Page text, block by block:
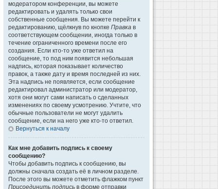
модератором конференции, вы можете
редактировать и удалять только свои
собственные сообщения. Вы можете перейти к
редактированию, щёлкнув по кнопке Правка в
соответствующем сообщении, иногда только в
течение ограниченного времени после его
создания. Если кто-то уже ответил на
сообщение, то под ним появится небольшая
надпись, которая показывает количество
правок, а также дату и время последней из них.
Эта надпись не появляется, если сообщение
редактировал администратор или модератор,
хотя они могут сами написать о сделанных
изменениях по своему усмотрению. Учтите, что
обычные пользователи не могут удалить
сообщение, если на него уже кто-то ответил.
Вернуться к началу
Как мне добавить подпись к своему
сообщению?
Чтобы добавить подпись к сообщению, вы
должны сначала создать её в личном разделе.
После этого вы можете отметить флажком пункт
Присоединить подпись в форме отправки